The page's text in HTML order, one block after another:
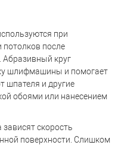
при
потолков после
Абразивный круг
шлифмашины и помогает
шпателя и другие
обоями или нанесением
скорость
поверхности. Слишком